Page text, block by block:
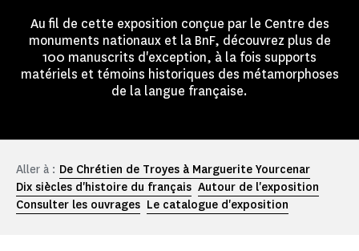
Au fil de cette exposition conçue par le Centre des
monuments nationaux et la BnF, découvrez plus de
100 manuscrits d'exception, à la fois supports
matériels et témoins historiques des métamorphoses
de la langue française.
Aller à : De Chrétien de Troyes à Marguerite Yourcenar
Dix siècles d'histoire du français Autour de l'exposition
Consulter les ouvrages Le catalogue d'exposition